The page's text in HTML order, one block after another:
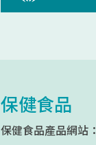
保健食品
保健食品產品網站：